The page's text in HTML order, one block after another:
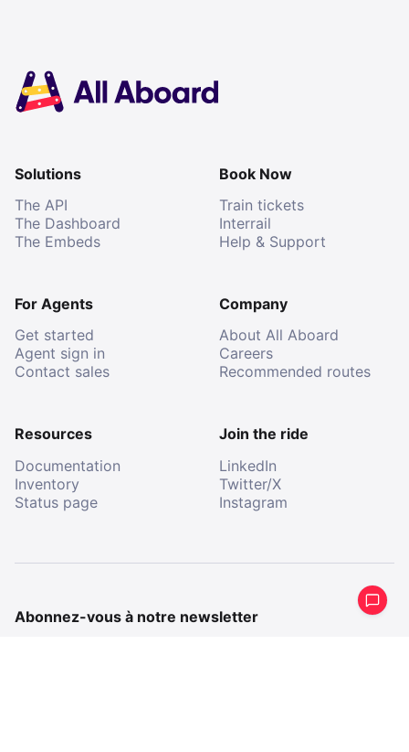
Solutions
The API
The Dashboard
The Embeds
Book Now
Train tickets
Interrail
Help & Support
For Agents
Get started
Agent sign in
Contact sales
Company
About All Aboard
Careers
Recommended routes
Resources
Documentation
Inventory
Status page
Join the ride
LinkedIn
Twitter/X
Instagram
Abonnez-vous à notre newsletter